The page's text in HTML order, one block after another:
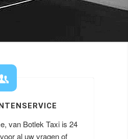
van Botlek Taxi is 24
al uw vragen of